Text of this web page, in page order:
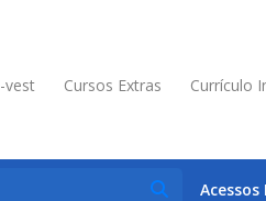
vest Cursos Extras Currículo